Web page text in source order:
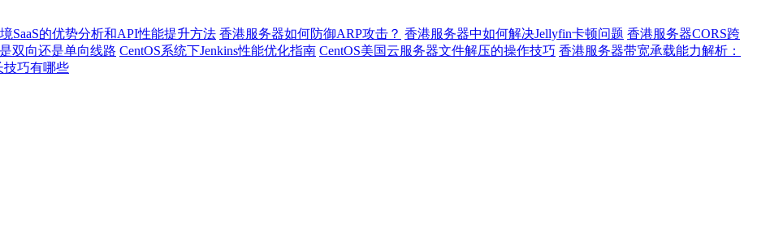
SaaS的优势分析和API性能提升方法 香港服务器如何防御ARP攻击？ 香港服务器中如何解决Jellyfin卡顿问题 香港服务器CORS跨
双向还是单向线路 CentOS系统下Jenkins性能优化指南 CentOS美国云服务器文件解压的操作技巧 香港服务器带宽承载能力解析：
技巧有哪些